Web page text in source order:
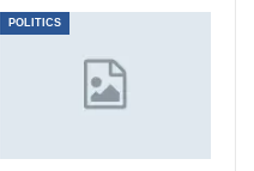
POLITICS